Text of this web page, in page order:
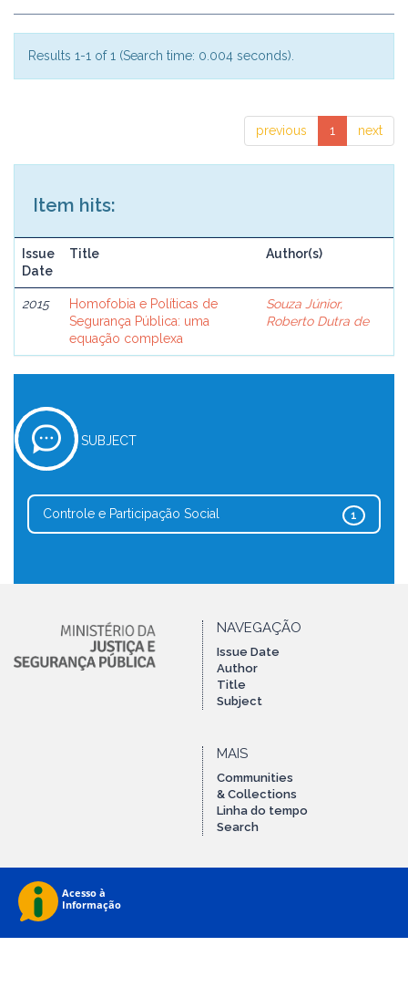
Results 1-1 of 1 (Search time: 0.004 seconds).
previous 1 next
Item hits:
Issue
Date
Title Author(s)
2015
Homofobia e Políticas de
Segurança Pública: uma
equação complexa
Souza Júnior,
Roberto Dutra de
SUBJECT
1
Controle e Participação Social
NAVEGAÇÃO
Issue Date
Author
Title
Subject
MAIS
Communities
& Collections
Linha do tempo
Search